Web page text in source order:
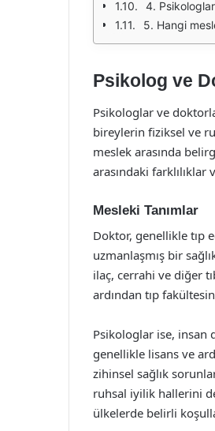
4.
5. Hangi
Psikolog ve
Psikologlar ve
bireylerin fiziksel ve
meslek arasında
arasındaki farklılıklar
Mesleki Tanımlar
Doktor, genellikle tıp
uzmanlaşmış bir
ilaç, cerrahi ve diğer
ardından tıp
Psikologlar ise, insan
genellikle lisans ve
zihinsel sağlık
ruhsal iyilik hallerini
ülkelerde belirli